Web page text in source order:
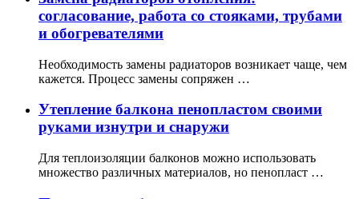
согласование, работа со стояками, трубами
и обогревателями
Необходимость замены радиаторов возникает чаще, чем
кажется. Процесс замены сопряжен …
Утепление балкона пенопластом своими
руками изнутри и снаружи
Для теплоизоляции балконов можно использовать
множество различных материалов, но пенопласт …